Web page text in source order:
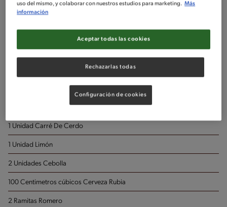
No incluido en la receta
Ingredientes
1 Sobre Maggi Jugoso Al Horno Sabor Mostaza Miel
1 Unidad Carré De Cerdo
1 Unidad Limón
2 Unidades Cebolla
100 Centimetros cúbicos Cerveza Rubia
2 Ramitas Romero
uso del mismo, y colaborar con nuestros estudios para marketing. Más
información
Rechazarlas todas
Aceptar todas las cookies
Configuración de cookies